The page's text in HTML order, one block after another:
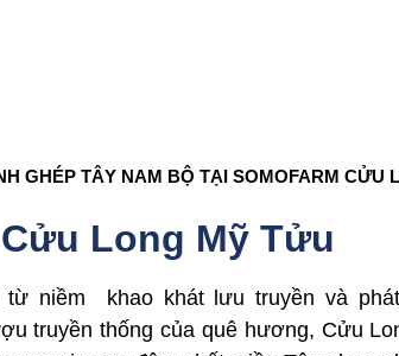
GHÉP TÂY NAM BỘ TẠI SOMOFARM CỬU
Cửu Long Mỹ Tửu
từ niềm khao khát lưu truyền và
truyền thống của quê hương, Cửu